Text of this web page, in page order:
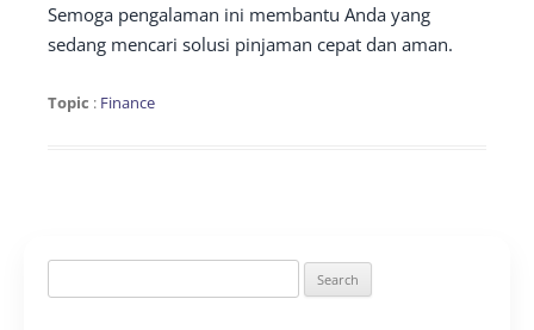
Semoga pengalaman ini membantu Anda yang
sedang mencari solusi pinjaman cepat dan aman.
Topic : Finance
for: